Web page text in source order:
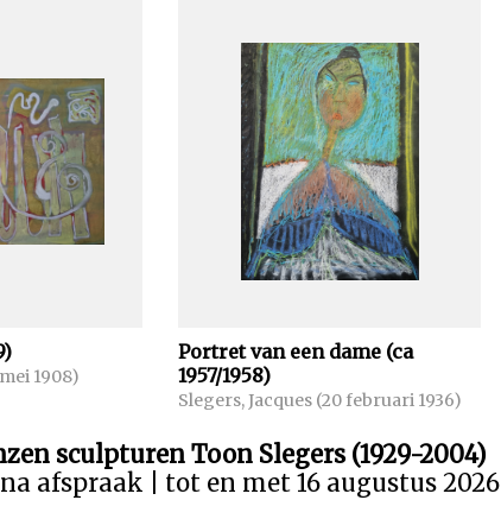
1908)
Portret van een dame (ca
1957/1958)
Slegers, Jacques (20 februari 1936)
sculpturen Toon Slegers (1929-2004)
afspraak | tot en met 16 augustus 2026